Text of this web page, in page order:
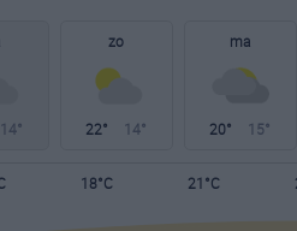
14°
zo
22° 14°
ma
20° 15°
18°C 21°C